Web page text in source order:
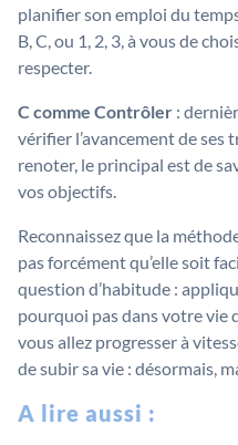
planifier son emploi du
B, C, ou 1, 2, 3, à vous de
respecter.
C comme Contrôler :
vérifier l’avancement de ses
renoter, le principal est de
vos objectifs.
Reconnaissez que la
pas forcément qu’elle soit
question d’habitude :
pourquoi pas dans votre vie
vous allez progresser à
de subir sa vie : désormais,
A lire aussi :